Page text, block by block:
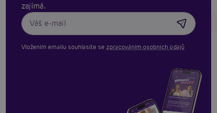
zajímá.
Vložením emailu souhlasíte se zpracováním osobních údajů